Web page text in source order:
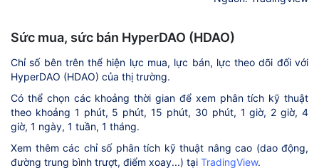
Sức mua, sức bán HyperDAO (HDAO)
Chỉ số bên trên thể hiện lực mua, lực bán, lực theo dõi đối với
HyperDAO (HDAO) của thị trường.
Có thể chọn các khoảng thời gian để xem phân tích kỹ thuật
theo khoảng 1 phút, 5 phút, 15 phút, 30 phút, 1 giờ, 2 giờ, 4
giờ, 1 ngày, 1 tuần, 1 tháng.
Xem thêm các chỉ số phân tích kỹ thuật nâng cao (dao động,
đường trung bình trượt, điểm xoay...) tại TradingView.